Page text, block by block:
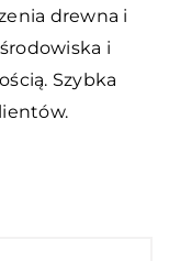
drewna i
i
Szybka